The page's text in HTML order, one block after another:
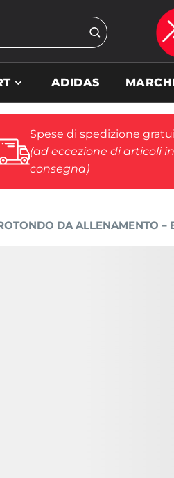
ADIDAS
Spese di spedizione
(ad eccezione di articoli
consegna)
DA ALLENAMENTO –